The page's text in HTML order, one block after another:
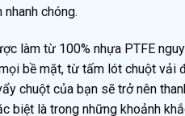
chóng.
làm từ 100% nhựa PTFE
bề mặt, từ tấm lót chuột vải
chuột của bạn sẽ trở nên
biệt là trong những khoảnh